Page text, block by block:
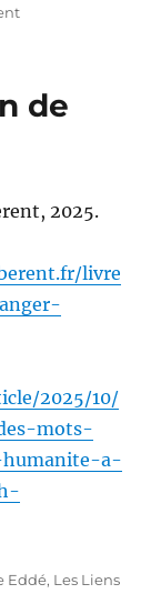
de
2025.
livre
2025/10/
mots-
a-
Eddé, Les Liens